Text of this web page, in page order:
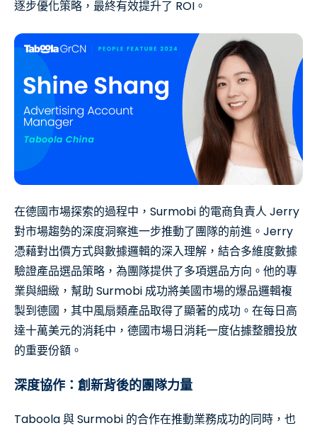
逐步優化策略，最終有效提升了 ROI。
在德國市場探索的過程中，Surmobi 的電商負責人 Jerry
對市場趨勢的深度洞察進一步推動了團隊的前進。Jerry
憑藉對出價方式與數據邏輯的深入理解，結合多維度數據
驗證產品選品策略，為團隊提供了多項選品方向。他的專
業與細緻，幫助 Surmobi 成功將美國市場的爆品邏輯複
製到德國，其中風扇類產品取得了顯著的成功。在每日高
達十萬美元的消耗中，德國市場日消耗一度佔據整體投放
的重要份額。
深度協作：創新背後的團隊力量
Taboola 與 Surmobi 的合作在推動業務成功的同時，也